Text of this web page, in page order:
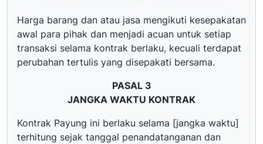
Harga barang dan atau jasa mengikuti kesepakatan
awal para pihak dan menjadi acuan untuk setiap
transaksi selama kontrak berlaku, kecuali terdapat
perubahan tertulis yang disepakati bersama.
PASAL 3
JANGKA WAKTU KONTRAK
Kontrak Payung ini berlaku selama [jangka waktu]
terhitung sejak tanggal penandatanganan dan